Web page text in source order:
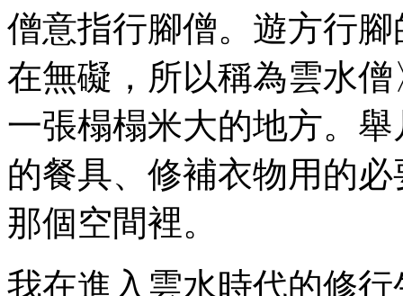
僧意指行腳僧。遊方行
在無礙，所以稱為雲水
一張榻榻米大的地方。
的餐具、修補衣物用的
那個空間裡。
我在進入雲水時代的修